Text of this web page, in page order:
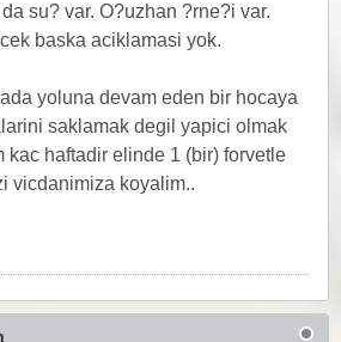
su? var. O?uzhan ?rne?i var.
baska aciklamasi yok.
yoluna devam eden bir hocaya
saklamak degil yapici olmak
kac haftadir elinde 1 (bir) forvetle
vicdanimiza koyalim..